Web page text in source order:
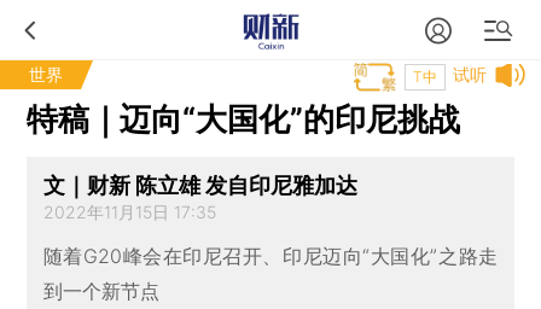
世界 试听
T中
特稿｜迈向“大国化”的印尼挑战
文｜财新 陈立雄 发自印尼雅加达
2022年11月15日 17:35
随着G20峰会在印尼召开、印尼迈向“大国化”之路走
到一个新节点